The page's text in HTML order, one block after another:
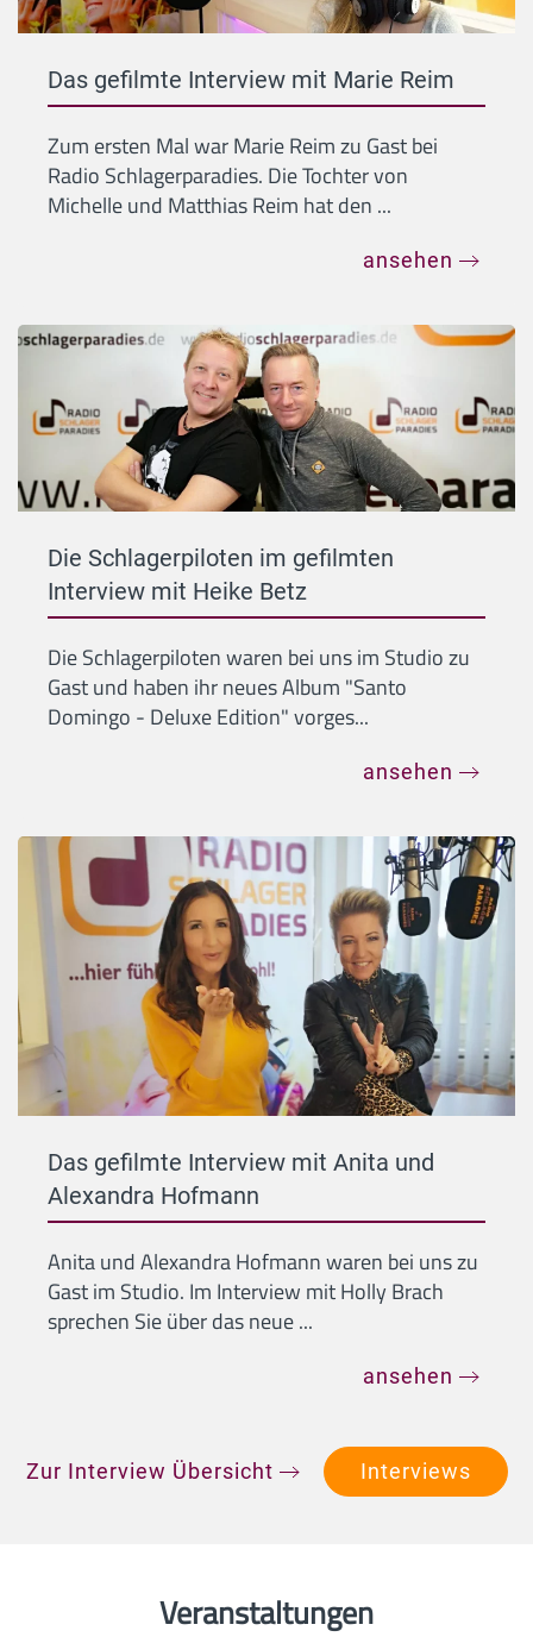
Das gefilmte Interview mit Marie Reim
Zum ersten Mal war Marie Reim zu Gast bei
Radio Schlagerparadies. Die Tochter von
Michelle und Matthias Reim hat den ...
ansehen
Die Schlagerpiloten im gefilmten
Interview mit Heike Betz
Die Schlagerpiloten waren bei uns im Studio zu
Gast und haben ihr neues Album "Santo
Domingo - Deluxe Edition" vorges...
ansehen
Das gefilmte Interview mit Anita und
Alexandra Hofmann
Anita und Alexandra Hofmann waren bei uns zu
Gast im Studio. Im Interview mit Holly Brach
sprechen Sie über das neue ...
ansehen
Zur Interview Übersicht Interviews
Veranstaltungen